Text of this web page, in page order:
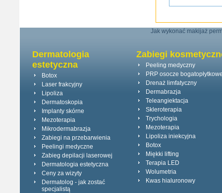
Jak wykonać makijaż
Dermatologia
estetyczna
Botox
Laser frakcyjny
Lipoliza
Dermatoskopia
Implanty skórne
Mezoterapia
Mikrodermabrazja
Zabiegi na przebarwienia
Peelingi medyczne
Zabieg depilacji laserowej
Dermatologia estetyczna
Ceny za wizyty
Dermatolog - jak zostać
specjalistą
Zabiegi
Peeling medyczny
PRP osocze
Drenaż limfatyczny
Dermabrazja
Teleangiektacja
Skleroterapia
Trychologia
Mezoterapia
Lipoliza iniekcyjna
Botox
Miękki lifting
Terapia LED
Wolumetria
Kwas hialuronowy